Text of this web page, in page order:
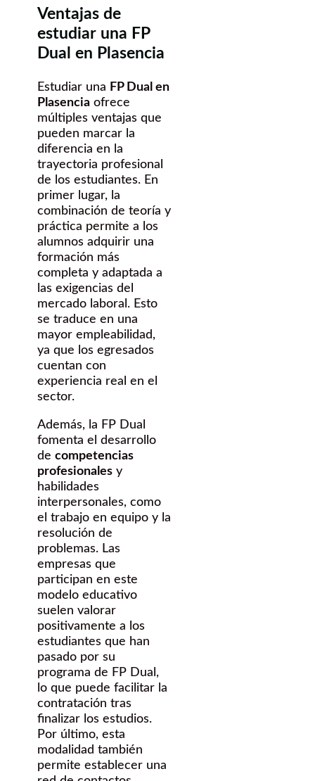
Ventajas de
estudiar una FP
Dual en Plasencia
Estudiar una FP Dual en
Plasencia ofrece
múltiples ventajas que
pueden marcar la
diferencia en la
trayectoria profesional
de los estudiantes. En
primer lugar, la
combinación de teoría y
práctica permite a los
alumnos adquirir una
formación más
completa y adaptada a
las exigencias del
mercado laboral. Esto
se traduce en una
mayor empleabilidad,
ya que los egresados
cuentan con
experiencia real en el
sector.
Además, la FP Dual
fomenta el desarrollo
de competencias
profesionales y
habilidades
interpersonales, como
el trabajo en equipo y la
resolución de
problemas. Las
empresas que
participan en este
modelo educativo
suelen valorar
positivamente a los
estudiantes que han
pasado por su
programa de FP Dual,
lo que puede facilitar la
contratación tras
finalizar los estudios.
Por último, esta
modalidad también
permite establecer una